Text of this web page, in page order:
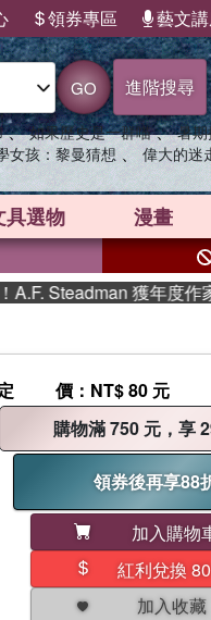
領券專區 藝文
GO 進階搜尋
、 如果歷史是一群喵 、 暑
女孩：黎曼猜想 、 偉大的迷
具選物 漫畫
Steadman 獲年度作家，
價 ：NT$ 80 元
購物滿 750 元，享
領券後再享88
加入購物
紅利兌換
加入收藏